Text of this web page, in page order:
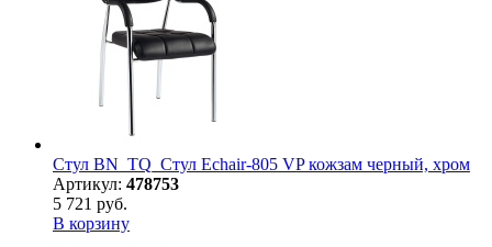
Стул BN_TQ_Стул Echair-805 VP кожзам черный, хром
Артикул: 478753
5 721 руб.
В корзину